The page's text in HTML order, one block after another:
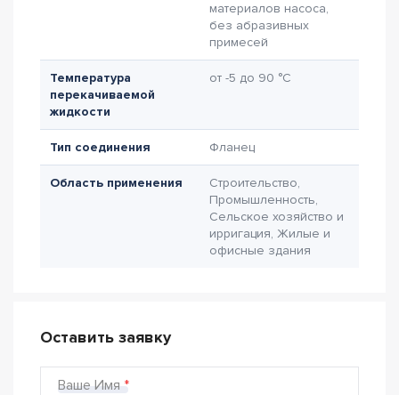
материалов насоса,
без абразивных
примесей
Температура
перекачиваемой
жидкости
от -5 до 90 °C
Тип соединения Фланец
Область применения
Строительство,
Промышленность,
Сельское хозяйство и
ирригация, Жилые и
офисные здания
Оставить заявку
Ваше Имя